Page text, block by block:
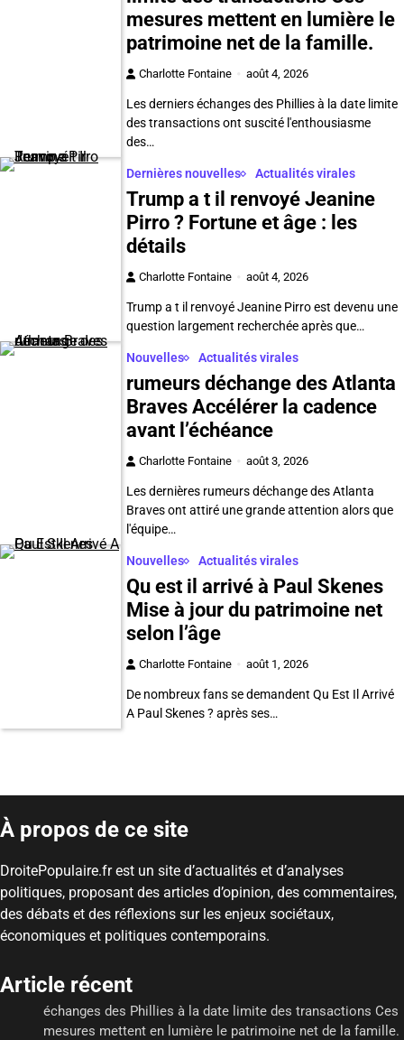
mesures mettent en lumière le
patrimoine net de la famille.
Charlotte Fontaine août 4, 2026
Les derniers échanges des Phillies à la date limite
des transactions ont suscité l'enthousiasme
des…
Dernières nouvelles Actualités virales
Trump a t il renvoyé Jeanine
Pirro ? Fortune et âge : les
détails
Charlotte Fontaine août 4, 2026
Trump a t il renvoyé Jeanine Pirro est devenu une
question largement recherchée après que…
Nouvelles Actualités virales
rumeurs déchange des Atlanta
Braves Accélérer la cadence
avant l’échéance
Charlotte Fontaine août 3, 2026
Les dernières rumeurs déchange des Atlanta
Braves ont attiré une grande attention alors que
l'équipe…
Nouvelles Actualités virales
Qu est il arrivé à Paul Skenes
Mise à jour du patrimoine net
selon l’âge
Charlotte Fontaine août 1, 2026
De nombreux fans se demandent Qu Est Il Arrivé
A Paul Skenes ? après ses…
À propos de ce site
DroitePopulaire.fr est un site d’actualités et d’analyses
politiques, proposant des articles d’opinion, des commentaires,
des débats et des réflexions sur les enjeux sociétaux,
économiques et politiques contemporains.
Article récent
échanges des Phillies à la date limite des transactions Ces
mesures mettent en lumière le patrimoine net de la famille.